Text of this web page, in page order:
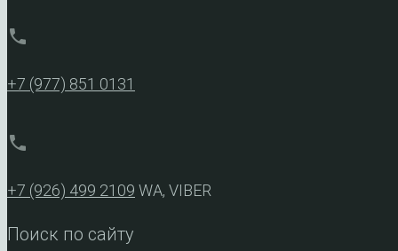
phone
+7 (977) 851 0131
phone
+7 (926) 499 2109 WA, VIBER
Поиск по сайту